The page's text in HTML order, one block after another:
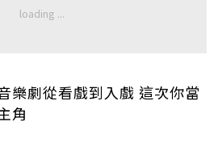
樂劇從看戲到入戲 這次你當
角